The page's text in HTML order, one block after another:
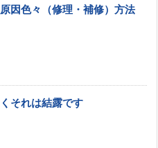
因色々（修理・補修）方法
それは結露です